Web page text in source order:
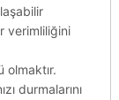
verimliliğini
olmaktır.
durmalarını